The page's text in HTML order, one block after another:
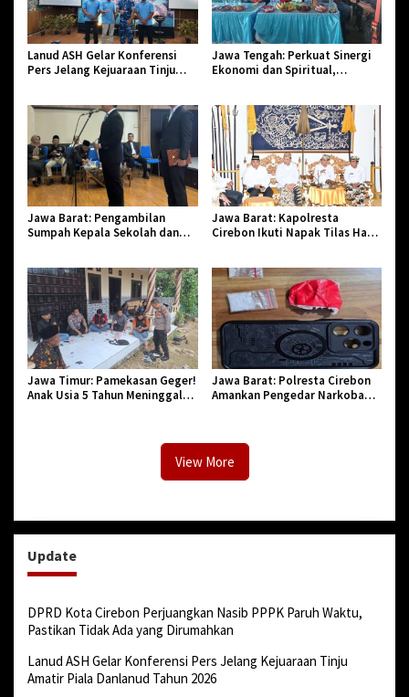
Lanud ASH Gelar Konferensi
Pers Jelang Kejuaraan Tinju
Jawa Tengah: Perkuat Sinergi
Ekonomi dan Spiritual,
Jawa Barat: Pengambilan
Sumpah Kepala Sekolah dan
Pendidikan dan Birokrasi
Jawa Barat: Kapolresta
Cirebon Ikuti Napak Tilas Hari
Jawa Timur: Pamekasan Geger!
Anak Usia 5 Tahun Meninggal
Jawa Barat: Polresta Cirebon
Amankan Pengedar Narkoba
View More
Update
DPRD Kota Cirebon Perjuangkan Nasib PPPK Paruh Waktu,
Pastikan Tidak Ada yang Dirumahkan
Lanud ASH Gelar Konferensi Pers Jelang Kejuaraan Tinju
Amatir Piala Danlanud Tahun 2026